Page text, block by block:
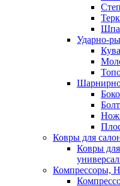
Ударно-
Ковры для
Ковры
Компрессоры,